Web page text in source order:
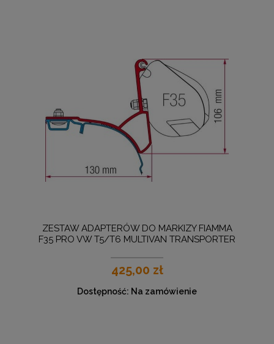
ZESTAW ADAPTERÓW DO MARKIZY FIAMMA
F35 PRO VW T5/T6 MULTIVAN TRANSPORTER
425,00 zł
Dostępność: Na zamówienie